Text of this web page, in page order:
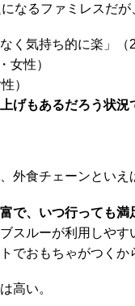
なるファミレスだが
く気持ち的に楽」（
女性）
）
げもあるだろう状
食チェーンといえ
で、いつ行っても満
スルーが利用しやす
でおもちゃがつくか
高い。